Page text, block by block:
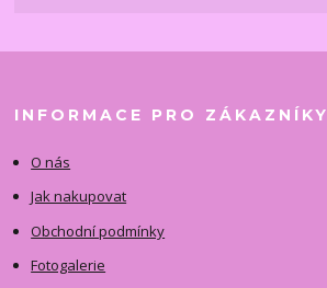
INFORMACE PRO ZÁKAZNÍKY
O nás
Jak nakupovat
Obchodní podmínky
Fotogalerie